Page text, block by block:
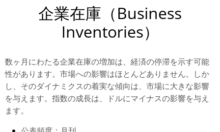
企業在庫（Business
Inventories）
数ヶ月にわたる企業在庫の増加は、経済の停滞を示す可能
性があります。市場への影響はほとんどありません。しか
し、そのダイナミクスの着実な傾向は、市場に大きな影響
を与えます。指数の成長は、ドルにマイナスの影響を与え
ます。